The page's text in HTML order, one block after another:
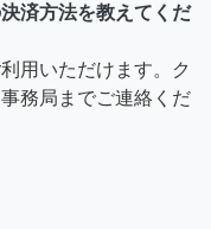
済方法を教えてくだ
用いただけます。ク
務局までご連絡くだ